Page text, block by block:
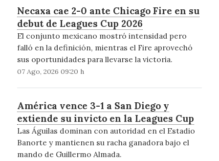
Necaxa cae 2-0 ante Chicago Fire en su
debut de Leagues Cup 2026
El conjunto mexicano mostró intensidad pero
falló en la definición, mientras el Fire aprovechó
sus oportunidades para llevarse la victoria.
07 Ago, 2026 09:20 h
América vence 3-1 a San Diego y
extiende su invicto en la Leagues Cup
Las Águilas dominan con autoridad en el Estadio
Banorte y mantienen su racha ganadora bajo el
mando de Guillermo Almada.